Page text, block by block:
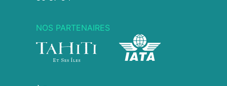
NOS PARTENAIRES